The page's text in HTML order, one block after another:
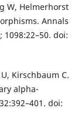
W, Helmerhorst
Annals
1098:22–50. doi:
Kirschbaum C.
alpha-
doi: